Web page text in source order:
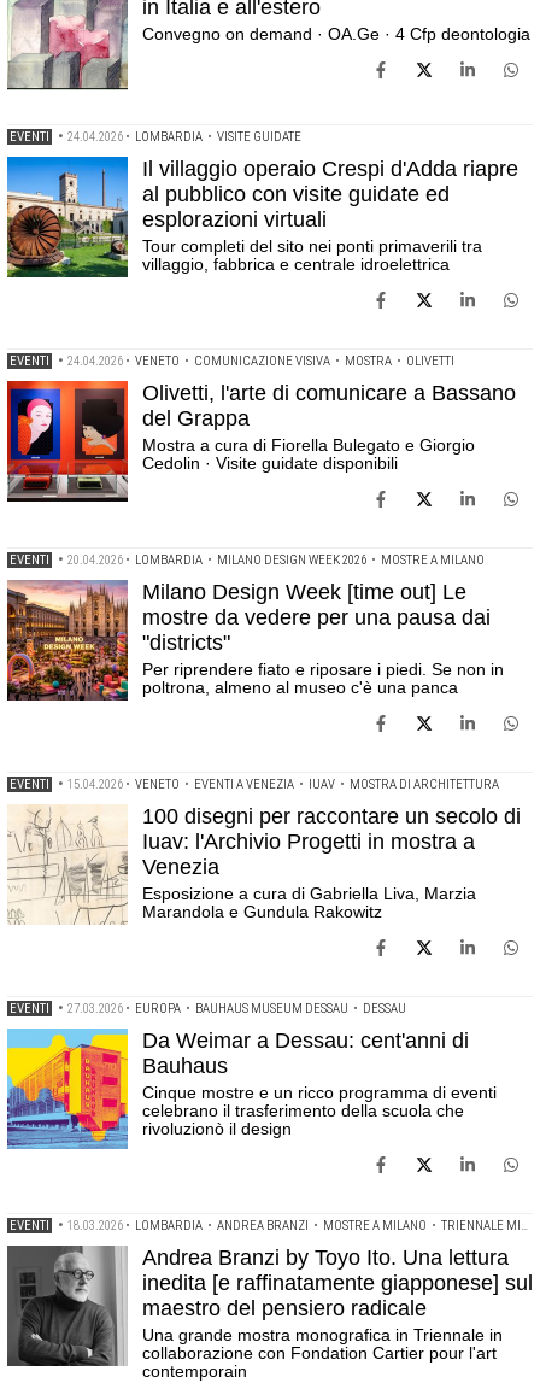
in Italia e all'estero
Convegno on demand · OA.Ge · 4 Cfp deontologia
EVENTI • 24.04.2026 • LOMBARDIA • VISITE GUIDATE
Il villaggio operaio Crespi d'Adda riapre
al pubblico con visite guidate ed
esplorazioni virtuali
Tour completi del sito nei ponti primaverili tra
villaggio, fabbrica e centrale idroelettrica
EVENTI • 24.04.2026 • VENETO • COMUNICAZIONE VISIVA • MOSTRA • OLIVETTI
Olivetti, l'arte di comunicare a Bassano
del Grappa
Mostra a cura di Fiorella Bulegato e Giorgio
Cedolin · Visite guidate disponibili
EVENTI • 20.04.2026 • LOMBARDIA • MILANO DESIGN WEEK 2026 • MOSTRE A MILANO
Milano Design Week [time out] Le
mostre da vedere per una pausa dai
"districts"
Per riprendere fiato e riposare i piedi. Se non in
poltrona, almeno al museo c'è una panca
EVENTI • 15.04.2026 • VENETO • EVENTI A VENEZIA • IUAV • MOSTRA DI ARCHITETTURA
100 disegni per raccontare un secolo di
Iuav: l'Archivio Progetti in mostra a
Venezia
Esposizione a cura di Gabriella Liva, Marzia
Marandola e Gundula Rakowitz
EVENTI • 27.03.2026 • EUROPA • BAUHAUS MUSEUM DESSAU • DESSAU
Da Weimar a Dessau: cent'anni di
Bauhaus
Cinque mostre e un ricco programma di eventi
celebrano il trasferimento della scuola che
rivoluzionò il design
EVENTI • 18.03.2026 • LOMBARDIA • ANDREA BRANZI • MOSTRE A MILANO • TRIENNALE MILANO
Andrea Branzi by Toyo Ito. Una lettura
inedita [e raffinatamente giapponese] sul
maestro del pensiero radicale
Una grande mostra monografica in Triennale in
collaborazione con Fondation Cartier pour l'art
contemporain